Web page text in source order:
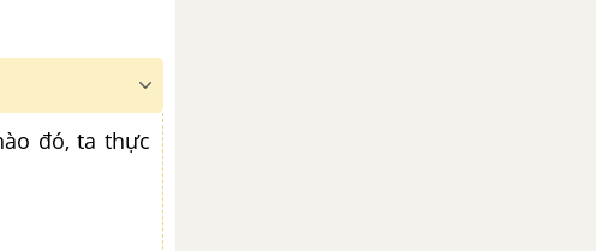
đó, ta thực